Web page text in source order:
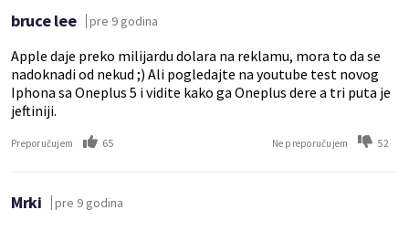
bruce lee pre 9 godina
Apple daje preko milijardu dolara na reklamu, mora to da se
nadoknadi od nekud ;) Ali pogledajte na youtube test novog
Iphona sa Oneplus 5 i vidite kako ga Oneplus dere a tri puta je
jeftiniji.
Preporučujem 65 Ne preporučujem 52
Mrki pre 9 godina